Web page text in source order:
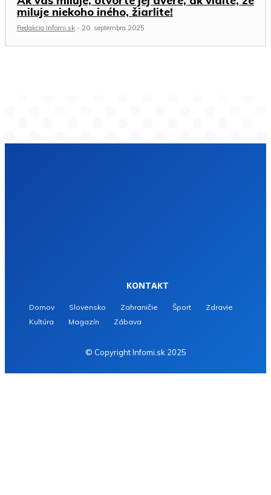
miluje niekoho iného, žiarlite!
Redakcia Infomi.sk - 20. septembra 2025
KONTAKT
Domov Slovensko Zahraničie Šport
Zdravie
Kultúra
Magazín Zábava
© Copyright Infomi.sk 2025